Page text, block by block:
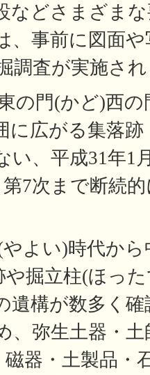
などさまざま
、事前に図面
調査が実施さ
の門(かど)西
に広がる集落
い、平成31年1
7次まで断続
よい)時代か
掘立柱(ほっ
遺構が数多く
、弥生土器・
器・土製品・